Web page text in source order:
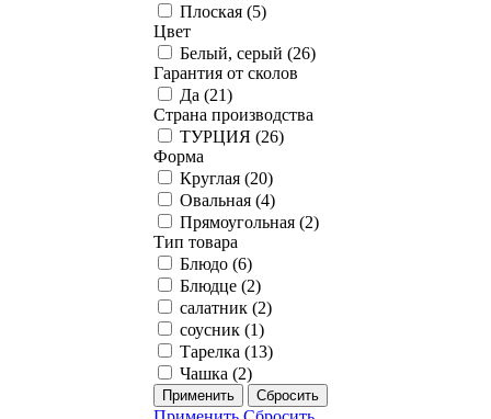
Плоская (5)
Цвет
Белый, серый (26)
Гарантия от сколов
Да (21)
Страна производства
ТУРЦИЯ (26)
Форма
Круглая (20)
Овальная (4)
Прямоугольная (2)
Тип товара
Блюдо (6)
Блюдце (2)
салатник (2)
соусник (1)
Тарелка (13)
Чашка (2)